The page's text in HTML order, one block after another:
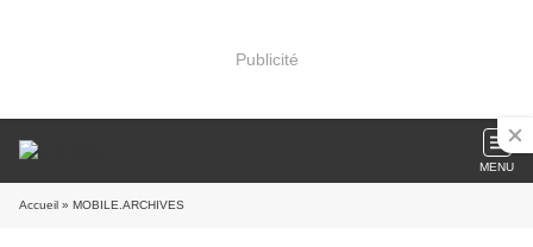
Publicité
MENU
Accueil » MOBILE.ARCHIVES